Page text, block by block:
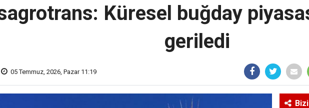
Küresel buğday
geriledi
05 Temmuz, 2026, Pazar 11:19